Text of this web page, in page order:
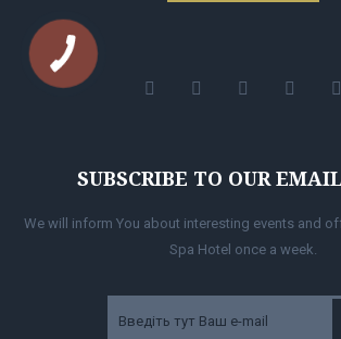
SUBSCRIBE TO OUR
We will inform You about interesting events and
Spa Hotel once a week.